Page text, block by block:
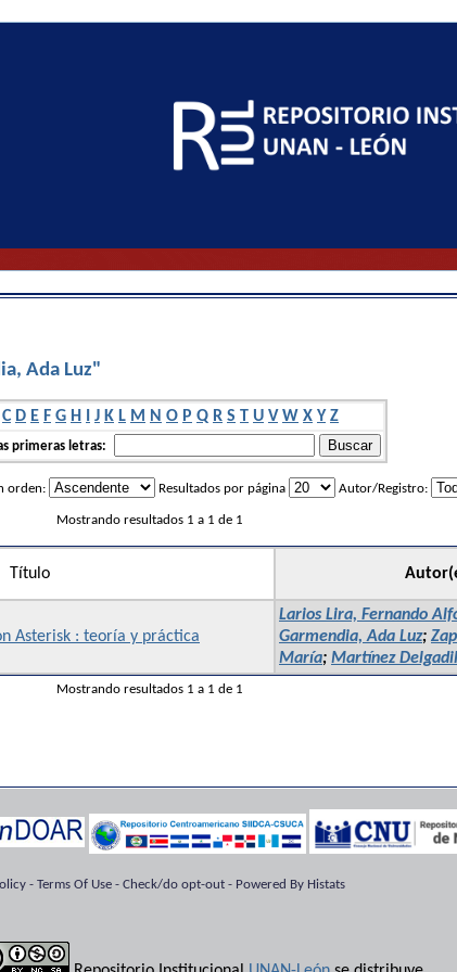
Ada Luz"
C D E F G H I J K L M N O P Q R S T U V W X Y Z
primeras letras:
orden: Resultados por página Autor/Registro:
Mostrando resultados 1 a 1 de 1
Título
Asterisk : teoría y práctica
Larios Lira, Fernando
Garmendia, Ada Luz;
María; Martínez
Mostrando resultados 1 a 1 de 1
- Terms Of Use - Check/do opt-out - Powered By Histats